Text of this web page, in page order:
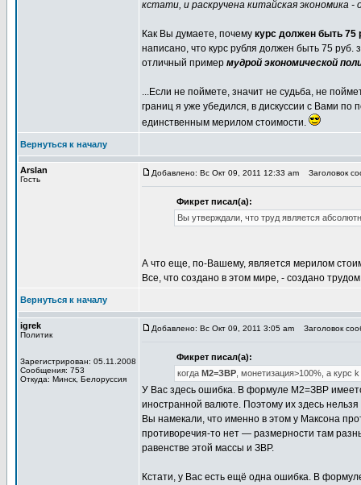
кстати, и раскручена китайская экономика
Как Вы думаете, почему курс должен быть 75
написано, что курс рубля должен быть 75 руб.
отличный пример мудрой экономической
...Если не поймете, значит не судьба, не
границ я уже убедился, в дискуссии с Вами по
единственным мерилом стоимости.
Вернуться к началу
Arslan
Гость
Добавлено: Вс Окт 09, 2011 12:33 am Заголовок
Фикрет писал(а):
Вы утверждали, что труд является
А что еще, по-Вашему, является мерилом
Все, что создано в этом мире, - создано
Вернуться к началу
igrek
Политик
Зарегистрирован: 05.11.2008
Сообщения: 753
Откуда: Минск, Белоруссия
Добавлено: Вс Окт 09, 2011 3:05 am Заголовок
Фикрет писал(а):
когда М2=ЗВР , монетизация>100%, а курс
У Вас здесь ошибка. В формуле М2=ЗВР
иностранной валюте. Поэтому их здесь
Вы намекали, что именно в этом у Максона
противоречия-то нет — размерности там
равенстве этой массы и ЗВР.
Кстати, у Вас есть ещё одна ошибка. В